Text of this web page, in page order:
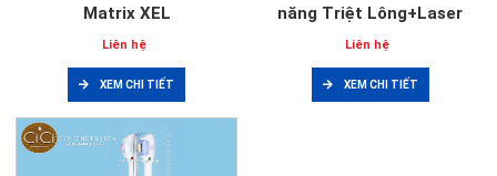
Matrix XEL
Liên hệ
XEM CHI TIẾT
năng Triệt Lông+Laser
Liên hệ
XEM CHI TIẾT